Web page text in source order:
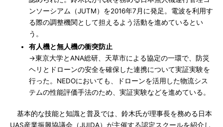
ンソーシアム（JUTM）を2016年7月に発足。電波を利用す
る際の調整機関として担えるよう活動を進めているとい
う。
有人機と無人機の衝突防止
→東京大学とANA総研、天草市による協定の一環で、防災
ヘリとドローンの安全を確保した連携について実証実験を
行った。NEDOにおいても、ドローンを活用した物流シス
テムの性能評価手法のため、実証実験などを進めている。
基本的な技能と知識と普及では、鈴木氏が理事長を務める日本
UAS産業振興協議会（JUIDA）が主催する認定スクールを紹介し